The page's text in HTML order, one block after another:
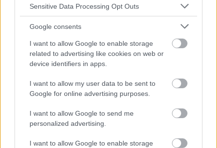
Sensitive Data Processing Opt Outs
Google consents
I want to allow Google to enable storage
related to advertising like cookies on web or
device identifiers in apps.
I want to allow my user data to be sent to
Google for online advertising purposes.
I want to allow Google to send me
personalized advertising.
I want to allow Google to enable storage
Die Inhalte und Materialien auf dieser Website dienen nur zu
Redaktion der Website sind nicht für die Ergebnisse ihrer
der Website verwenden, ist es unbedingt erforderlich, einen Arzt
zu konsultieren.